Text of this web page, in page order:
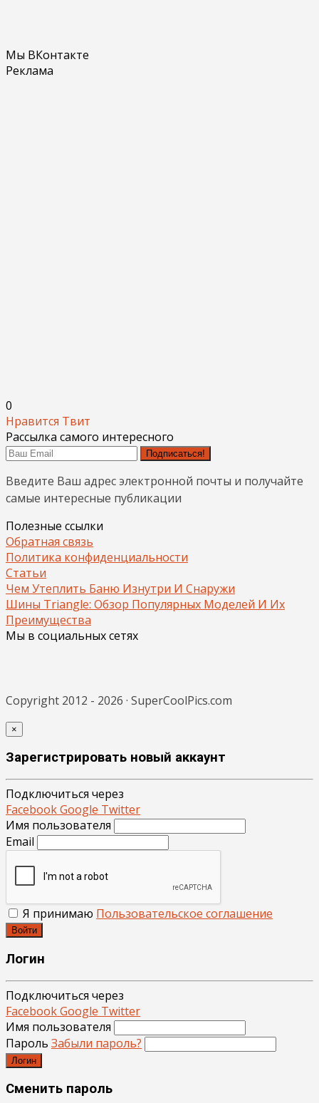
Мы ВКонтакте
Реклама
0
Нравится Твит
Рассылка самого интересного
Подписаться!
Введите Ваш адрес электронной почты и получайте
самые интересные публикации
Полезные ссылки
Обратная связь
Политика конфиденциальности
Статьи
Чем Утеплить Баню Изнутри И Снаружи
Шины Triangle: Обзор Популярных Моделей И Их
Преимущества
Мы в социальных сетях
Copyright 2012 - 2026 · SuperCoolPics.com
×
Зарегистрировать новый аккаунт
Подключиться через
FacebookGoogle Twitter
Имя пользователя
Email
Я принимаю Пользовательское соглашение
Войти
Логин
Подключиться через
FacebookGoogle Twitter
Имя пользователя
Пароль Забыли пароль?
Логин
Сменить пароль